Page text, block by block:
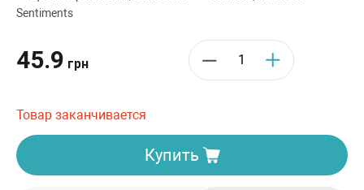
Sentiments
45.9 грн
Товар заканчивается
Купить